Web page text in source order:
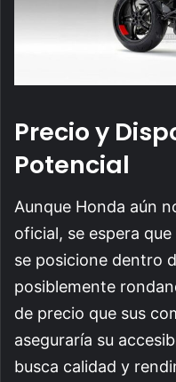
Precio y
Potencial
Aunque Honda aún
oficial, se espera
se posicione dentro
posiblemente
de precio que sus
aseguraría su
busca calidad y